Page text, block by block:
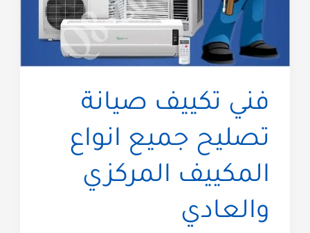
فني تكييف صيانة
تصليح جميع انواع
المكييف المركزي
والعادي